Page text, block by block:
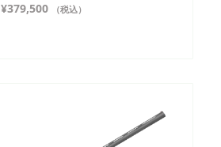
¥379,500 （税込）